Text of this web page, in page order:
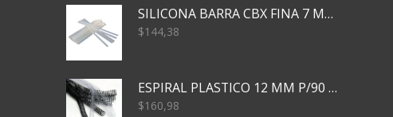
SILICONA BARRA CBX FINA 7 MM 28 CM
$144,38
ESPIRAL PLASTICO 12 MM P/90 HJS X50X1500
$160,98